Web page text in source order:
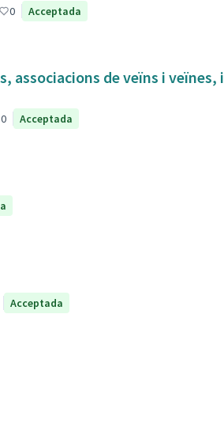
0 Acceptada
associacions de veïns i veïnes, i
0 Acceptada
Acceptada